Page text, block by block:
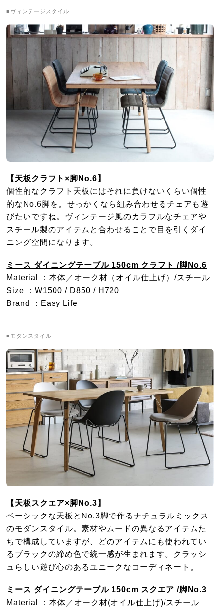
■ヴィンテージスタイル
【天板クラフト×脚No.6】
個性的なクラフト天板にはそれに負けないくらい個性
的なNo.6脚を。せっかくなら組み合わせるチェアも遊
びたいですね。ヴィンテージ風のカラフルなチェアや
スチール製のアイテムと合わせることで目を引くダイ
ニング空間になります。
ミース ダイニングテーブル 150cm クラフト /脚No.6
Material ：本体／オーク材（オイル仕上げ）/スチール
Size ：W1500 / D850 / H720
Brand ：Easy Life
■モダンスタイル
【天板スクエア×脚No.3】
ベーシックな天板とNo.3脚で作るナチュラルミックス
のモダンスタイル。素材やムードの異なるアイテムた
ちで構成していますが、どのアイテムにも使われてい
るブラックの締め色で統一感が生まれます。クラッシ
ュらしい遊び心のあるユニークなコーディネート。
ミース ダイニングテーブル 150cm スクエア /脚No.3
Material ：本体／オーク材(オイル仕上げ)/スチール